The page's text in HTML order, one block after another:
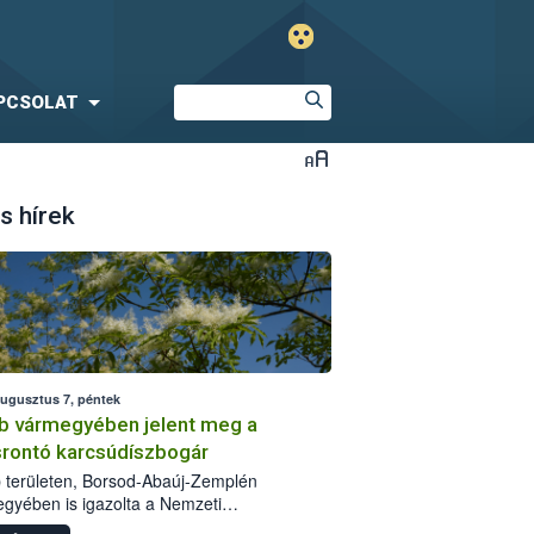
hírek
7, péntek
vármegyében jelent meg a
karcsúdíszbogár
területen, Borsod-Abaúj-Zemplén
is igazolta a Nemzeti
biztonsági Hivatal (Nébih) a